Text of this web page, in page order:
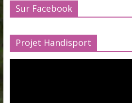
Sur Facebook
Projet Handisport